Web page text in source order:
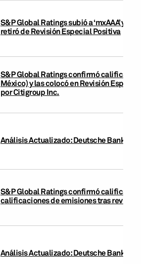
S&P Global Ratings subió a ‘mxAAA’ y
retiró de Revisión Especial Positiva
S&P Global Ratings confirmó
México) y las colocó en Revisión
por Citigroup Inc.
Análisis Actualizado: Deutsche Bank
S&P Global Ratings confirmó
calificaciones de emisiones tras
Análisis Actualizado: Deutsche Bank